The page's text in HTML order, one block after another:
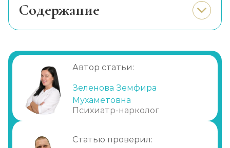
Лечение ОКР
Записаться
Лечение ПТСР
от 1 250 ₽
Лечение стресса
от 900 ₽ Записаться
Cодержание
Рекомендации
Лекарства
Профилактика
Почему требуется помощь
Автор статьи:
Зеленова Земфира
Мухаметовна
Психиатр-нарколог
Статью проверил: